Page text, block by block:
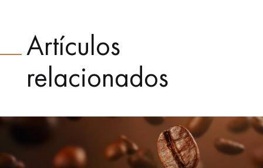
Artículos
relacionados